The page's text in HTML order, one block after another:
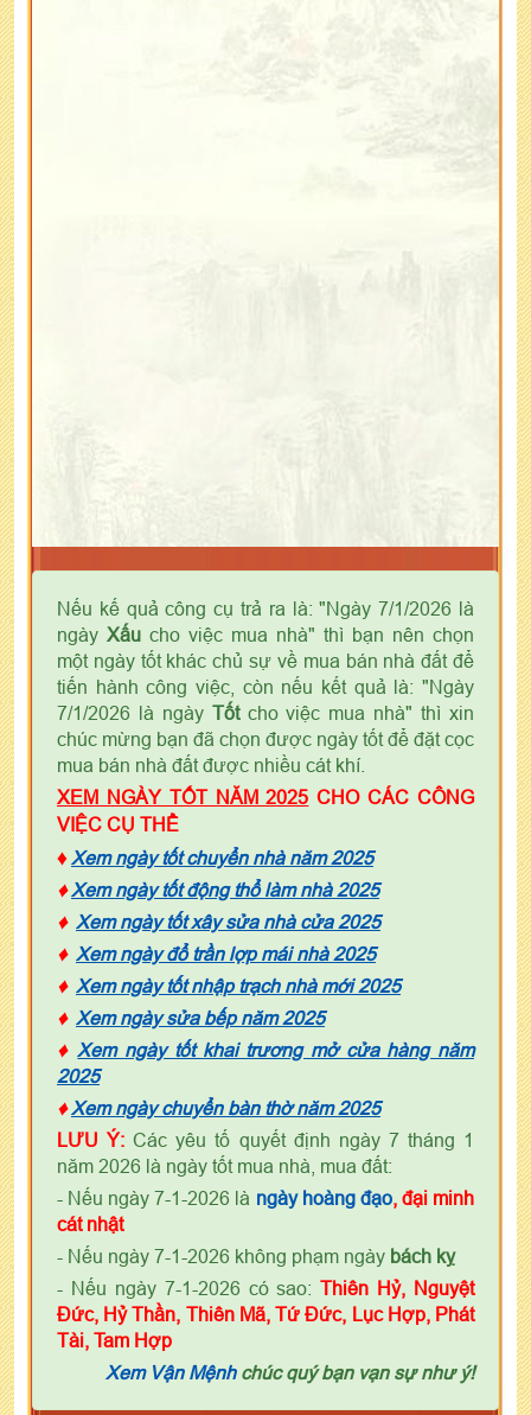
Nếu kế quả công cụ trả ra là: "Ngày 7/1/2026 là
ngày Xấu cho việc mua nhà" thì bạn nên chọn
một ngày tốt khác chủ sự về mua bán nhà đất để
tiến hành công việc, còn nếu kết quả là: "Ngày
7/1/2026 là ngày Tốtcho việc mua nhà" thì xin
chúc mừng bạn đã chọn được ngày tốt để đặt cọc
mua bán nhà đất được nhiều cát khí.
XEM NGÀY TỐT NĂM 2025 CHO CÁC CÔNG
VIỆC CỤ THỂ
♦ Xem ngày tốt chuyển nhà năm 2025
♦ Xem ngày tốt động thổ làm nhà 2025
♦ Xem ngày tốt xây sửa nhà cửa 2025
♦ Xem ngày đổ trần lợp mái nhà 2025
♦ Xem ngày tốt nhập trạch nhà mới 2025
♦ Xem ngày sửa bếp năm 2025
♦ Xem ngày tốt khai trương mở cửa hàng năm
2025
♦ Xem ngày chuyển bàn thờ năm 2025
LƯU Ý: Các yêu tố quyết định ngày 7 tháng 1
năm 2026 là ngày tốt mua nhà, mua đất:
- Nếu ngày 7-1-2026 là ngày hoàng đạo, đại minh
cát nhật
- Nếu ngày 7-1-2026 không phạm ngày bách kỵ
- Nếu ngày 7-1-2026 có sao:Thiên Hỷ, Nguyệt
Đức, Hỷ Thần, Thiên Mã, Tứ Đức, Lục Hợp, Phát
Tài, Tam Hợp
Xem Vận Mệnhchúc quý bạn vạn sự như ý!